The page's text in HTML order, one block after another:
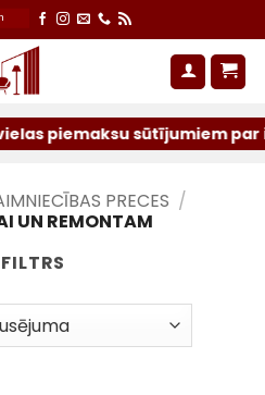
sūtījumiem par
PRECES /
UN REMONTAM
FILTRS